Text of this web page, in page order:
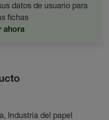
datos de usuario para
fichas
ahora
Industria del papel